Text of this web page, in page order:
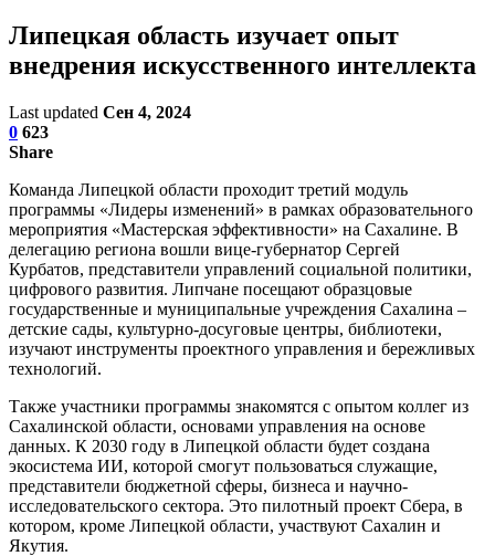
Липецкая область изучает опыт
внедрения искусственного интеллекта
Last updated Сен 4, 2024
0 623
Share
Команда Липецкой области проходит третий модуль
программы «Лидеры изменений» в рамках образовательного
мероприятия «Мастерская эффективности» на Сахалине. В
делегацию региона вошли вице-губернатор Сергей
Курбатов, представители управлений социальной политики,
цифрового развития. Липчане посещают образцовые
государственные и муниципальные учреждения Сахалина –
детские сады, культурно-досуговые центры, библиотеки,
изучают инструменты проектного управления и бережливых
технологий.
Также участники программы знакомятся с опытом коллег из
Сахалинской области, основами управления на основе
данных. К 2030 году в Липецкой области будет создана
экосистема ИИ, которой смогут пользоваться служащие,
представители бюджетной сферы, бизнеса и научно-
исследовательского сектора. Это пилотный проект Сбера, в
котором, кроме Липецкой области, участвуют Сахалин и
Якутия.